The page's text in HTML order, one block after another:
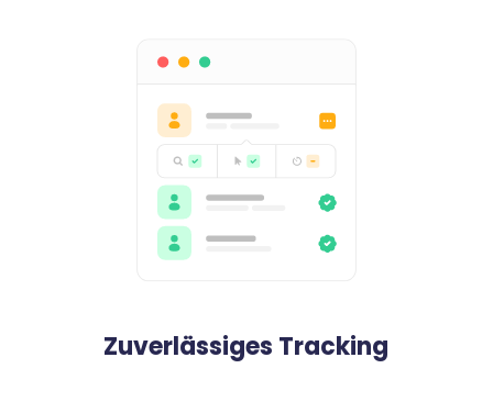
Zuverlässiges Tracking